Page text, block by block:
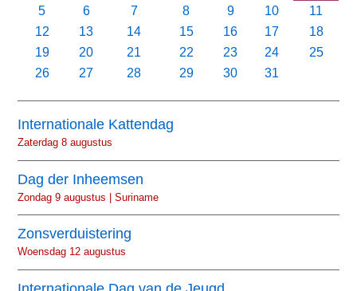
5
6 7 8 9 10
11
12
13 14 15 16 17
18
19
20 21 22 23 24
25
26
27 28 29 30 31
Internationale Kattendag
Zaterdag 8 augustus
Dag der Inheemsen
Zondag 9 augustus | Suriname
Zonsverduistering
Woensdag 12 augustus